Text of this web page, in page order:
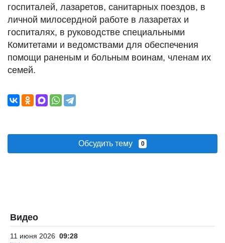
госпиталей, лазаретов, санитарных поездов, в
личной милосердной работе в лазаретах и
госпиталях, в руководстве специальными
Комитетами и ведомствами для обеспечения
помощи раненым и больным воинам, членам их
семей.
Обсудить тему 0
Видео
11 июня 2026 09:28